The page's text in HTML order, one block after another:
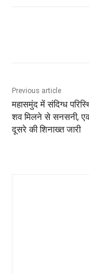
Previous article
महासमुंद में संदिग्ध
शव मिलने से सनसनी,
दूसरे की शिनाख्त जारी